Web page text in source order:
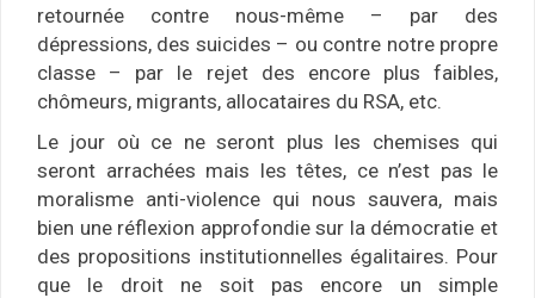
retournée contre nous-même – par des
dépressions, des suicides – ou contre notre propre
classe – par le rejet des encore plus faibles,
chômeurs, migrants, allocataires du RSA, etc.
Le jour où ce ne seront plus les chemises qui
seront arrachées mais les têtes, ce n’est pas le
moralisme anti-violence qui nous sauvera, mais
bien une réflexion approfondie sur la démocratie et
des propositions institutionnelles égalitaires. Pour
que le droit ne soit pas encore un simple